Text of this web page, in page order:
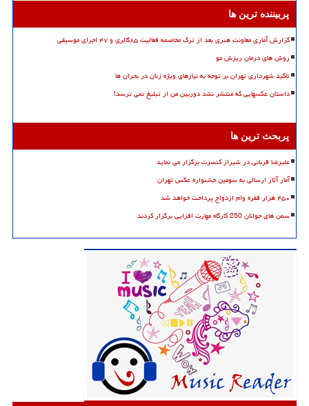
پربیننده ترین ها
گزارش آماری معاونت هنری بعد از ترک مخاصمه فعالیت ۸۵گالری و ۴۷ اجرای موسیقی
روش های درمان ریزش مو
تاکید شهرداری تهران بر توجه به نیازهای ویژه زنان در بحران ها
داستان عکسهایی که منتشر نشد دوربین من از تبلیغ نمی ترسد!
پربحث ترین ها
علیرضا قربانی در شیراز کنسرت برگزار می نماید
آمار آثار ارسالی به سومین جشنواره عکس تهران
۴۵۰ هزار فقره وام ازدواج پرداخت خواهد شد
سمن های جوانان 250 کارگاه مهارت افزایی برگزار کردند